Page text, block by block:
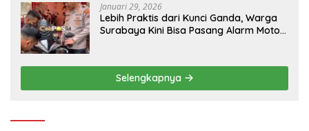
Januari 29, 2026
Lebih Praktis dari Kunci Ganda, Warga
Surabaya Kini Bisa Pasang Alarm Motor
Selengkapnya